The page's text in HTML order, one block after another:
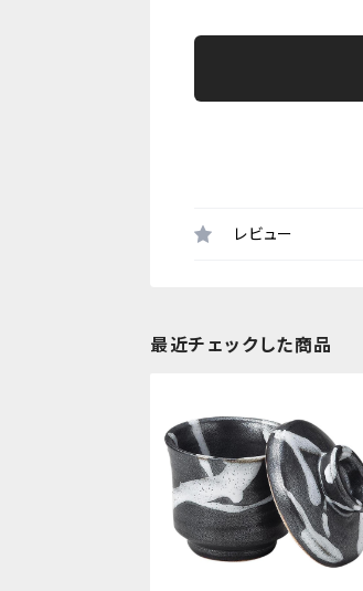
レビュー
最近チェックした商品